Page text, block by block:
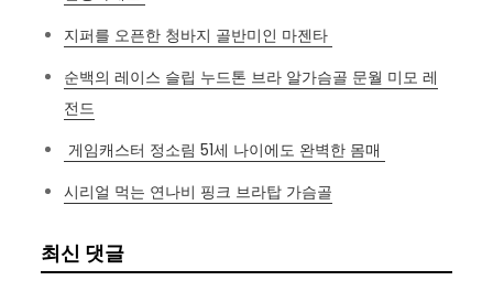
지퍼를 오픈한 청바지 골반미인 마젠타
순백의 레이스 슬립 누드톤 브라 알가슴골 문월 미모 레
전드
게임캐스터 정소림 51세 나이에도 완벽한 몸매
시리얼 먹는 연나비 핑크 브라탑 가슴골
최신 댓글